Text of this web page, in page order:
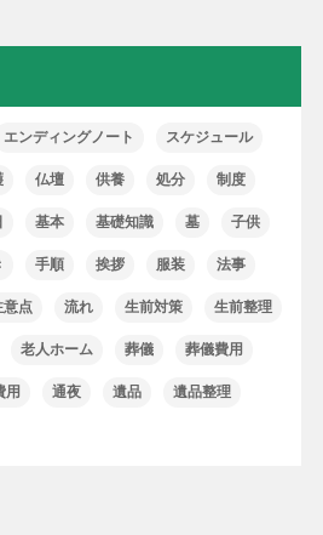
エンディングノート スケジュール
仏壇 供養 処分 制度
基本 基礎知識 墓 子供
手順 挨拶 服装 法事
意点 流れ 生前対策 生前整理
老人ホーム 葬儀 葬儀費用
用 通夜 遺品 遺品整理